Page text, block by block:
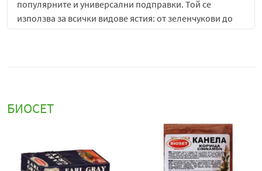
популярните и универсални подправки. Той се
използва за всички видове ястия: от зеленчукови до
месни, консерви, маринати, супи, сосове и други.
алкалоида пиперин, на който се дължи лютивият вкус
От същото растение се добиват белият и зеленият
пипер. Белият пипер са напълно узрелите зърна,
БИОСЕТ